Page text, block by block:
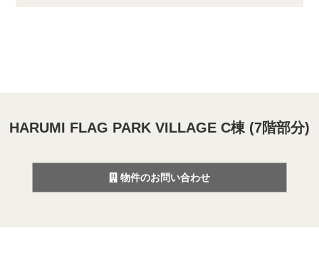
HARUMI FLAG PARK VILLAGE C棟 (7階部分)
物件のお問い合わせ